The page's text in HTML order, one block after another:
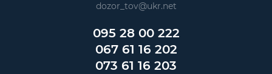
dozor_tov@ukr.net
095 28 00 222
067 61 16 202
073 61 16 203